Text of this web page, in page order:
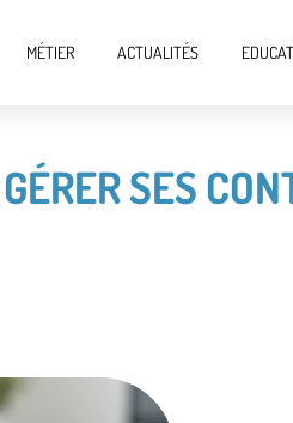
MÉTIER ACTUALITÉS
SES